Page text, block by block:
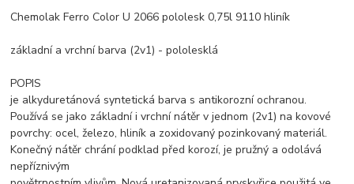
Chemolak Ferro Color U 2066 pololesk 0,75l 9110 hliník
základní a vrchní barva (2v1) - pololesklá
POPIS
je alkyduretánová syntetická barva s antikorozní ochranou.
Používá se jako základní i vrchní nátěr v jednom (2v1) na kovové
povrchy: ocel, železo, hliník a zoxidovaný pozinkovaný materiál.
Konečný nátěr chrání podklad před korozí, je pružný a odolává
nepříznivým